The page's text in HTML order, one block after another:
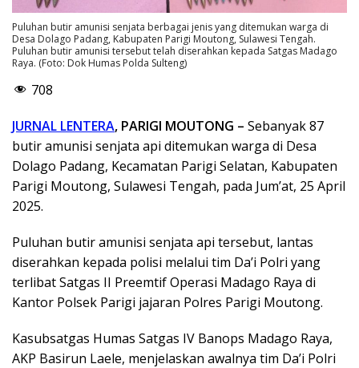
Puluhan butir amunisi senjata berbagai jenis yang ditemukan warga di
Desa Dolago Padang, Kabupaten Parigi Moutong, Sulawesi Tengah.
Puluhan butir amunisi tersebut telah diserahkan kepada Satgas Madago
Raya. (Foto: Dok Humas Polda Sulteng)
708
JURNAL LENTERA, PARIGI MOUTONG – Sebanyak 87
butir amunisi senjata api ditemukan warga di Desa
Dolago Padang, Kecamatan Parigi Selatan, Kabupaten
Parigi Moutong, Sulawesi Tengah, pada Jum’at, 25 April
2025.
Puluhan butir amunisi senjata api tersebut, lantas
diserahkan kepada polisi melalui tim Da’i Polri yang
terlibat Satgas II Preemtif Operasi Madago Raya di
Kantor Polsek Parigi jajaran Polres Parigi Moutong.
Kasubsatgas Humas Satgas IV Banops Madago Raya,
AKP Basirun Laele, menjelaskan awalnya tim Da’i Polri